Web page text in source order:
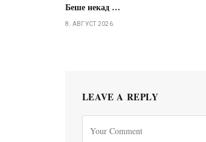
Беше некад …
8. АВГУСТ 2026.
LEAVE A REPLY